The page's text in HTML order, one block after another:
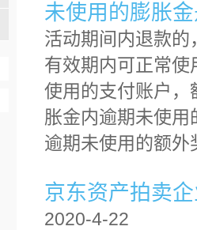
未使用的膨胀
活动期间内退款
有效期内可正常
使用的支付账户，
胀金内逾期未使
逾期未使用的额外
京东资产拍卖
2020-4-22